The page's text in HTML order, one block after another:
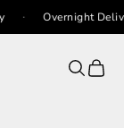
Overnight Delivery
Buscar
Cesta